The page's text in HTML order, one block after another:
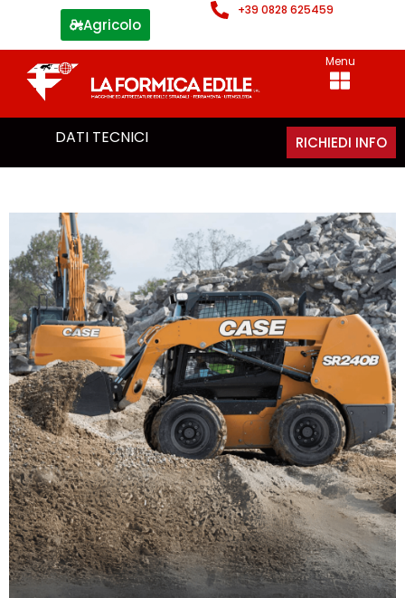
Agricolo
+39 0828 625459
Menu
DATI TECNICI RICHIEDI INFO